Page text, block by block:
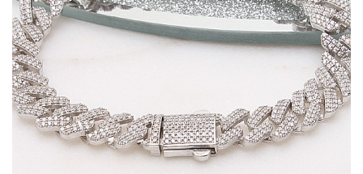
BIJUTERII ARGINT PENTRU BARBATI
INELE ARGINT
marime reglabila
marimea 47
marimea 48
marimea 49
marimea 50